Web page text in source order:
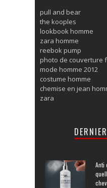
pull and bear
the kooples
lookbook homme
zara homme
reebok pump
photo de couverture
mode homme 2012
costume homme
chemise en jean
zara
Anti